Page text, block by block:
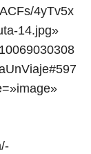
4yTv5x
14.jpg»